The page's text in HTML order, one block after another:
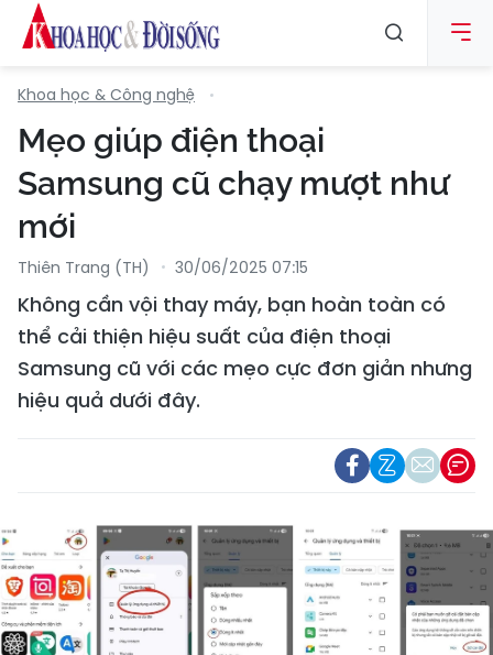
Khoa học & Công nghệ
Mẹo giúp điện thoại
Samsung cũ chạy mượt như
mới
Thiên Trang (TH) 30/06/2025 07:15
Không cần vội thay máy, bạn hoàn toàn có
thể cải thiện hiệu suất của điện thoại
Samsung cũ với các mẹo cực đơn giản nhưng
hiệu quả dưới đây.